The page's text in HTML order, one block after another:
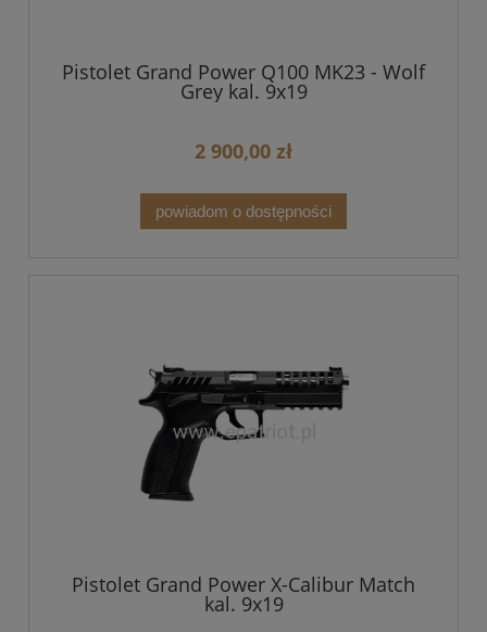
Pistolet Grand Power Q100 MK23 - Wolf
Grey kal. 9x19
2 900,00 zł
powiadom o dostępności
Pistolet Grand Power X-Calibur Match
kal. 9x19